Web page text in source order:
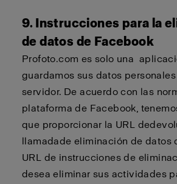
9. Instrucciones para la
de datos de Facebook
Profoto.com es solo una
guardamos sus datos
servidor. De acuerdo con las
plataforma de Facebook,
que proporcionar la URL de
llamadade eliminación de datos
URL de instrucciones de
desea eliminar sus actividades